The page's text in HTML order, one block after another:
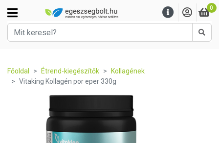
0
Főoldal Étrend-kiegészítők
Kollagének
Vitaking Kollagén por eper 330g